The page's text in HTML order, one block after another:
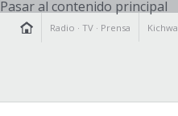
Pasar al contenido principal
Radio ·TV · Prensa Kichwa